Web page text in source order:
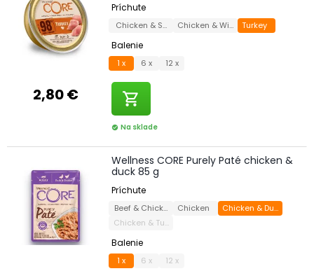
2,80 €
Príchute
Chicken & SalmonChicken & Wild Boar
Turkey
Balenie
1 x 6 x 12 x
shopping_cart
check_circle Na sklade
Wellness CORE Purely Paté chicken &
duck 85 g
Príchute
Beef & Chicken Chicken
Chicken & Duck
Chicken & Turkey
Balenie
1 x 6 x 12 x